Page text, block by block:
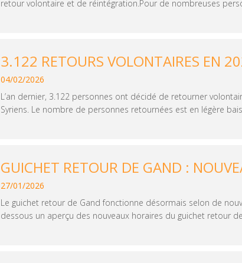
retour volontaire et de réintégration.Pour de nombreuses
3.122 RETOURS VOLONTAIRES EN
04/02/2026
L’an dernier, 3.122 personnes ont décidé de retourner
Syriens. Le nombre de personnes retournées est en légère
GUICHET RETOUR DE GAND :
27/01/2026
Le guichet retour de Gand fonctionne désormais selon de
dessous un aperçu des nouveaux horaires du guichet retour